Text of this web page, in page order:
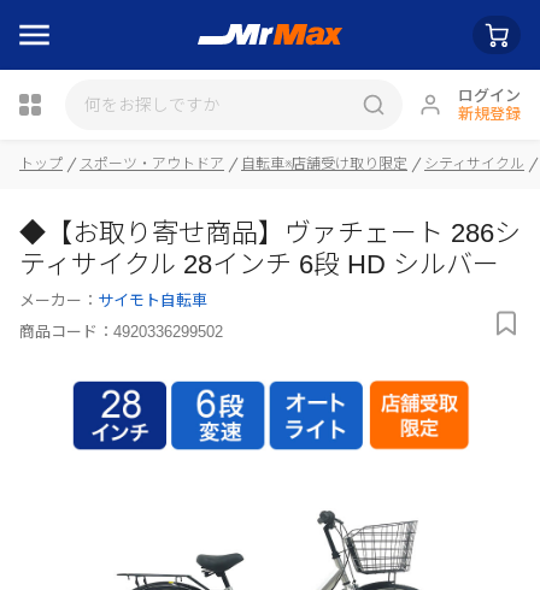
ログイン
新規登録
瓶詰
トップ スポーツ・アウトドア 自転車※店舗受け取り限定 シティサイクル
◆【お取り寄せ商品】ヴァチェート 286シ
ティサイクル 28インチ 6段 HD シルバー
メーカー： サイモト自転車
商品コード： 4920336299502